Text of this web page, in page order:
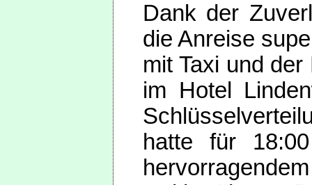
Dank der
die Anreise
mit Taxi und
im Hotel
hatte für